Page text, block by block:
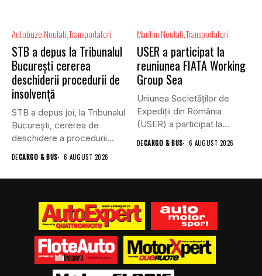
Autobuze NoutatiTransportatori
STB a depus la Tribunalul
București cererea
deschiderii procedurii de
insolvență
STB a depus joi, la Tribunalul
Bucureşti, cererea de
deschidere a procedurii...
DECARGO & BUS 6 AUGUST 2026
Maritim NoutatiTransportatori
USER a participat la
reuniunea FIATA Working
Group Sea
Uniunea Societăților de
Expediții din România
(USER) a participat la
reuniunea online...
DECARGO & BUS 6 AUGUST 2026